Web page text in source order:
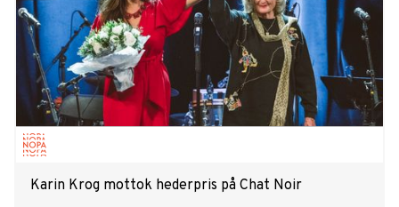
Karin Krog mottok hederpris på Chat Noir